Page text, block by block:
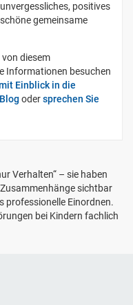
positives
gemeinsame
diesem
Informationen besuchen
Einblick in die
odersprechen Sie
Verhalten“ – sie haben
sichtbar
professionelle Einordnen.
bei Kindern fachlich